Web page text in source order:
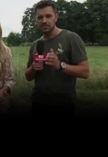
Polska od kuchni